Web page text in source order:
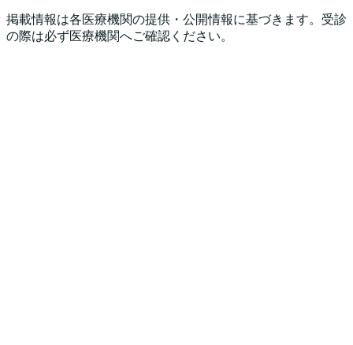
掲載情報は各医療機関の提供・公開情報に基づきます。受診
の際は必ず医療機関へご確認ください。